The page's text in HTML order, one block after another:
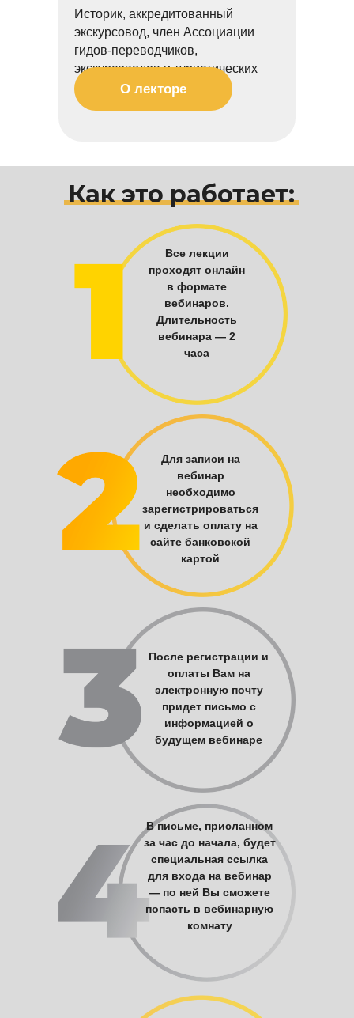
Историк, аккредитованный
экскурсовод, член Ассоциации
гидов-переводчиков,
экскурсоводов и туристических
менеджеров г. Москвы.
О лекторе
Как это работает:
Все лекции
проходят онлайн
в формате
вебинаров.
Длительность
вебинара — 2
часа
Для записи на
вебинар
необходимо
зарегистрироваться
и сделать оплату на
сайте банковской
картой
После регистрации и
оплаты Вам на
электронную почту
придет письмо с
информацией о
будущем вебинаре
В письме, присланном
за час до начала, будет
специальная ссылка
для входа на вебинар
— по ней Вы сможете
попасть в вебинарную
комнату